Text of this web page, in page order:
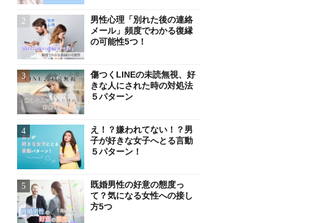
男性心理「別れた後の連絡
メール」頻度でわかる復縁
の可能性5つ！
傷つくLINEの未読無視、好
きな人にされた時の対処法
５パターン
え！？嫌われてない！？男
子が好きな女子へとる言動
５パターン！
既婚男性の好意の態度っ
て？気になる女性への接し
方5つ